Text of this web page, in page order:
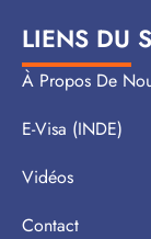
LIENS DU
À Propos De
E-Visa (INDE)
Vidéos
Contact